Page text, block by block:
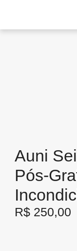
Auni
Pós-
R$ 250,00